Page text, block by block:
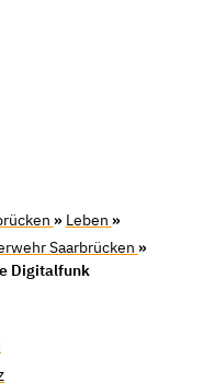
» Leben »
Saarbrücken »
Digitalfunk